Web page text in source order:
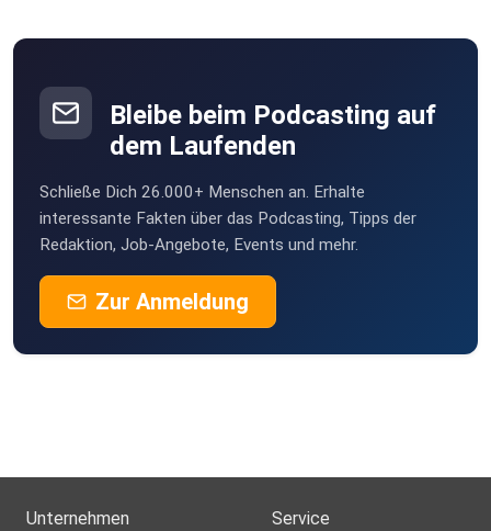
Bleibe beim Podcasting auf
dem Laufenden
Schließe Dich 26.000+ Menschen an. Erhalte
interessante Fakten über das Podcasting, Tipps der
Redaktion, Job-Angebote, Events und mehr.
Zur Anmeldung
Unternehmen Service